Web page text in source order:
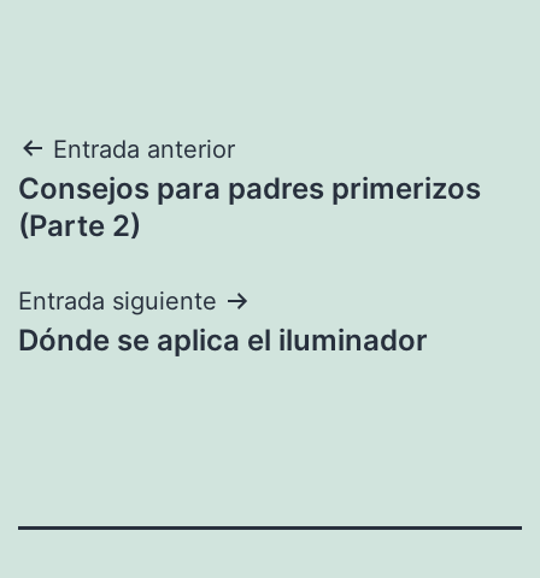
Navegación
de
Entrada anterior
Consejos para padres primerizos
(Parte 2)
Entrada siguiente
Dónde se aplica el iluminador